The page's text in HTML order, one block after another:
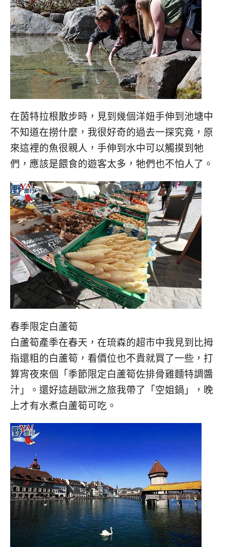
在茵特拉根散步時，見到幾個洋妞手伸到池塘中
不知道在撈什麼，我很好奇的過去一探究竟，原
來這裡的魚很親人，手伸到水中可以觸摸到牠
們，應該是餵食的遊客太多，牠們也不怕人了。
春季限定白蘆筍
白蘆筍產季在春天，在琉森的超市中我見到比拇
指還粗的白蘆筍，看價位也不貴就買了一些，打
算宵夜來個「季節限定白蘆筍佐排骨雞麵特調醬
汁」。還好這趟歐洲之旅我帶了「空姐鍋」，晚
上才有水煮白蘆筍可吃。